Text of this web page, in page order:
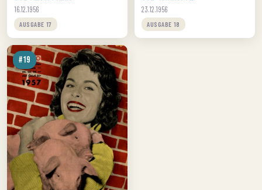
16.12.1956
AUSGABE 17
23.12.1956
AUSGABE 18
#19